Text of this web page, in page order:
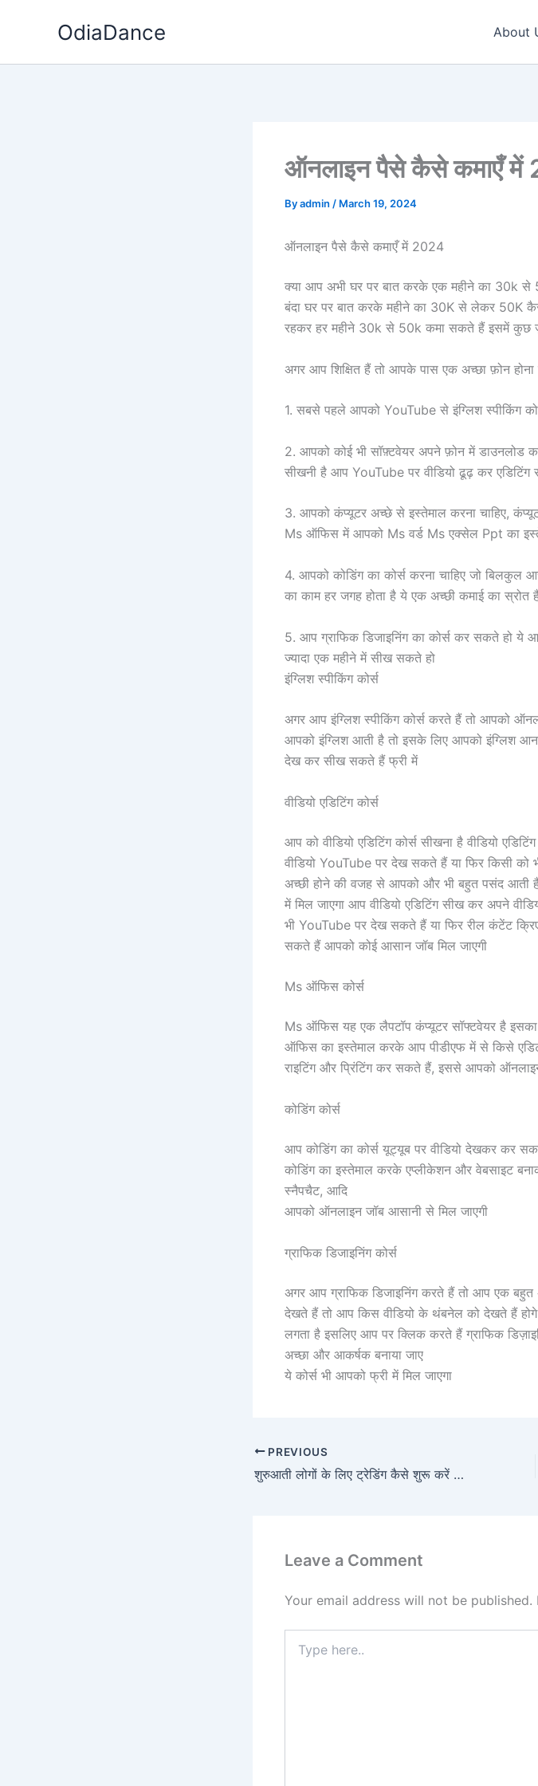
OdiaDance About
ऑनलाइन पैसे कैसे कमाएँ में
Byadmin / March 19, 2024
ऑनलाइन पैसे कैसे कमाएँ में 2024
क्या आप अभी घर पर बात करके एक महीने का 30k से
बंदा घर पर बात करके महीने का 30K से लेकर 50K
रहकर हर महीने 30k से 50k कमा सकते हैं इसमें कुछ
अगर आप शिक्षित हैं तो आपके पास एक अच्छा फ़ोन होना
1. सबसे पहले आपको YouTube से इंग्लिश स्पीकिंग
2. आपको कोई भी सॉफ़्टवेयर अपने फ़ोन में डाउनलोड
सीखनी है आप YouTube पर वीडियो ढूढ़ कर
3. आपको कंप्यूटर अच्छे से इस्तेमाल करना चाहिए,
Ms ऑफिस में आपको Ms वर्ड Ms एक्सेल Ppt का
4. आपको कोडिंग का कोर्स करना चाहिए जो
का काम हर जगह होता है ये एक अच्छी कमाई का स्रोत
5. आप ग्राफिक डिजाइनिंग का कोर्स कर सकते हो
ज्यादा एक महीने में सीख सकते हो
इंग्लिश स्पीकिंग कोर्स
अगर आप इंग्लिश स्पीकिंग कोर्स करते हैं तो आपको
आपको इंग्लिश आती है तो इसके लिए आपको इंग्लिश
देख कर सीख सकते हैं फ्री में
वीडियो एडिटिंग कोर्स
आप को वीडियो एडिटिंग कोर्स सीखना है वीडियो
वीडियो YouTube पर देख सकते हैं या फिर किसी को
अच्छी होने की वजह से आपको और भी बहुत पसंद आती है
में मिल जाएगा आप वीडियो एडिटिंग सीख कर अपने
भी YouTube पर देख सकते हैं या फिर रील कंटेंट
सकते हैं आपको कोई आसान जॉब मिल जाएगी
Ms ऑफिस कोर्स
Ms ऑफिस यह एक लैपटॉप कंप्यूटर सॉफ्टवेयर है
ऑफिस का इस्तेमाल करके आप पीडीएफ में से किसे
राइटिंग और प्रिंटिंग कर सकते हैं, इससे आपको
कोडिंग कोर्स
आप कोडिंग का कोर्स यूट्यूब पर वीडियो देखकर
कोडिंग का इस्तेमाल करके एप्लीकेशन और वेबसाइट
स्नैपचैट, आदि
आपको ऑनलाइन जॉब आसानी से मिल जाएगी
ग्राफिक डिजाइनिंग कोर्स
अगर आप ग्राफिक डिजाइनिंग करते हैं तो आप एक
देखते हैं तो आप किस वीडियो के थंबनेल को देखते हैं
लगता है इसलिए आप पर क्लिक करते हैं ग्राफिक
अच्छा और आकर्षक बनाया जाए
ये कोर्स भी आपको फ्री में मिल जाएगा
PREVIOUS
शुरुआती लोगों के लिए ट्रेडिंग कैसे शुरू करें | ट्रेडिंग कैसे शुरू करें और सीखें
Leave a Comment
Your email address will not be published.
here..